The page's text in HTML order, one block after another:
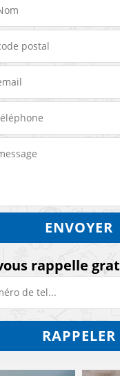
rappelle